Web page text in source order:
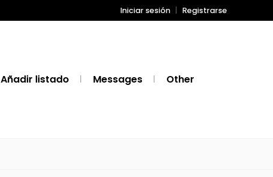
Iniciar sesión Registrarse
Añadir listado Messages Other